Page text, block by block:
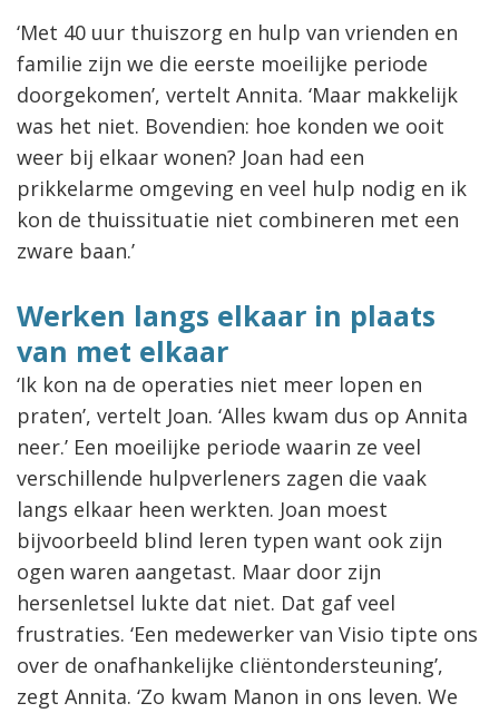
‘Met 40 uur thuiszorg en hulp van vrienden en
familie zijn we die eerste moeilijke periode
doorgekomen’, vertelt Annita. ‘Maar makkelijk
was het niet. Bovendien: hoe konden we ooit
weer bij elkaar wonen? Joan had een
prikkelarme omgeving en veel hulp nodig en ik
kon de thuissituatie niet combineren met een
zware baan.’
Werken langs elkaar in plaats
van met elkaar
‘Ik kon na de operaties niet meer lopen en
praten’, vertelt Joan. ‘Alles kwam dus op Annita
neer.’ Een moeilijke periode waarin ze veel
verschillende hulpverleners zagen die vaak
langs elkaar heen werkten. Joan moest
bijvoorbeeld blind leren typen want ook zijn
ogen waren aangetast. Maar door zijn
hersenletsel lukte dat niet. Dat gaf veel
frustraties. ‘Een medewerker van Visio tipte ons
over de onafhankelijke cliëntondersteuning’,
zegt Annita. ‘Zo kwam Manon in ons leven. We